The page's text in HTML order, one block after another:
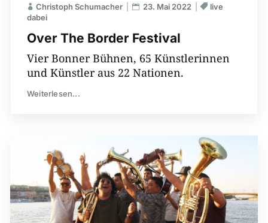
Over The Border Festival
Christoph Schumacher 23. Mai 2022
live
dabei
Vier Bonner Bühnen, 65 Künstlerinnen
und Künstler aus 22 Nationen.
Weiterlesen...